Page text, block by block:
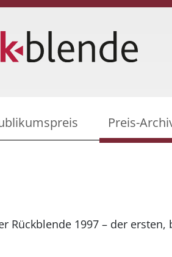
Preis-
Rückblende 1997 – der